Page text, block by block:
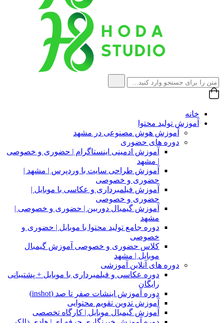
خانه
آموزش تولید محتوا
آموزش هوش مصنوعی در مشهد
دوره های حضوری
آموزش ادمینی اینستاگرام | حضوری و خصوصی
| مشهد
آموزش طراحی سایت با وردپرس | مشهد |
حضوری و خصوصی
آموزش فیلمبرداری و عکاسی با موبایل |
حضوری و خصوصی
آموزش گیمبال دوربین | حضوری و خصوصی |
مشهد
دوره جامع تولید محتوا با موبایل | حضوری و
خصوصی
کلاس حضوری و خصوصی آموزش گیمبال
موبایل | مشهد
دوره های آنلاین آموزشی
دوره عکاسی و فیلمبرداری با موبایل + پشتیبانی
رایگان
دوره آموزش اینشات صفر تا صد (inshot)
آموزش تدوین تقویم محتوایی
آموزش گیمبال موبایل | کارگاه تخصصی